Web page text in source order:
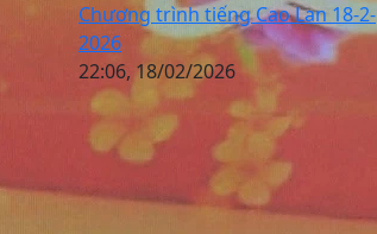
Chương trình tiếng Cao Lan 18-2-
2026
22:06, 18/02/2026